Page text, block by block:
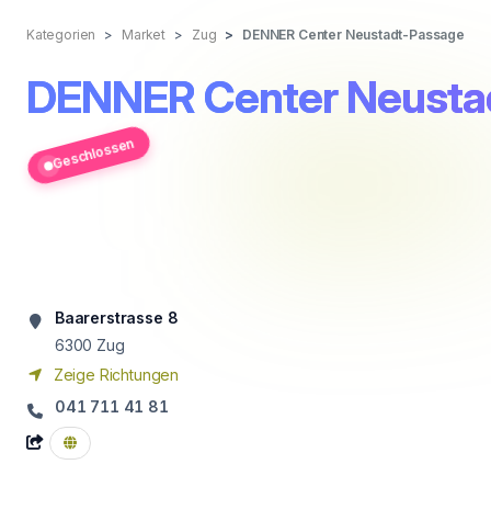
Kategorien Market Zug DENNER Center Neustadt-Passage
DENNER Center
Geschlossen
Baarerstrasse 8
6300 Zug
Zeige Richtungen
041 711 41 81